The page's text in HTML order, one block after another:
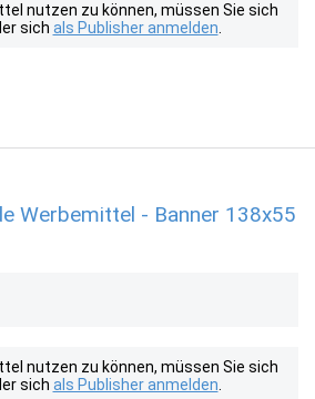
nutzen zu können, müssen Sie sich
sich als Publisher anmelden
Werbemittel - Banner 138x55
nutzen zu können, müssen Sie sich
sich als Publisher anmelden